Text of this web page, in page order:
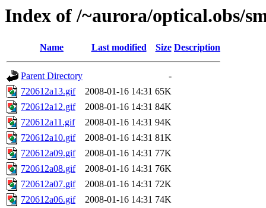
Index of /~aurora/optical.obs/
Name Last modified Size Description
Parent Directory
-
720612a13.gif
2008-01-16 14:31 65K
720612a12.gif
2008-01-16 14:31 84K
720612a11.gif
2008-01-16 14:31 94K
720612a10.gif
2008-01-16 14:31 81K
720612a09.gif
2008-01-16 14:31 77K
720612a08.gif
2008-01-16 14:31 76K
720612a07.gif
2008-01-16 14:31 72K
720612a06.gif
2008-01-16 14:31 74K